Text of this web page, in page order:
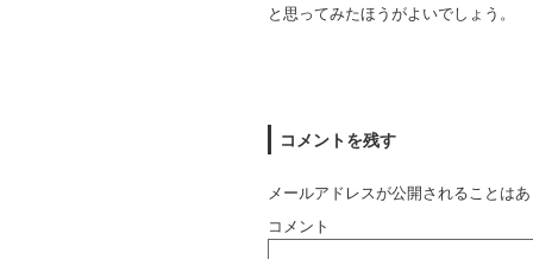
と思ってみたほうがよいでしょう。
コメントを残す
メールアドレスが公開されることは
コメント